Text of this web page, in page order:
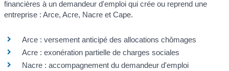
financières à un demandeur d'emploi qui crée ou reprend une
entreprise : Arce, Acre, Nacre et Cape.
Arce : versement anticipé des allocations chômages
Acre : exonération partielle de charges sociales
Nacre : accompagnement du demandeur d'emploi